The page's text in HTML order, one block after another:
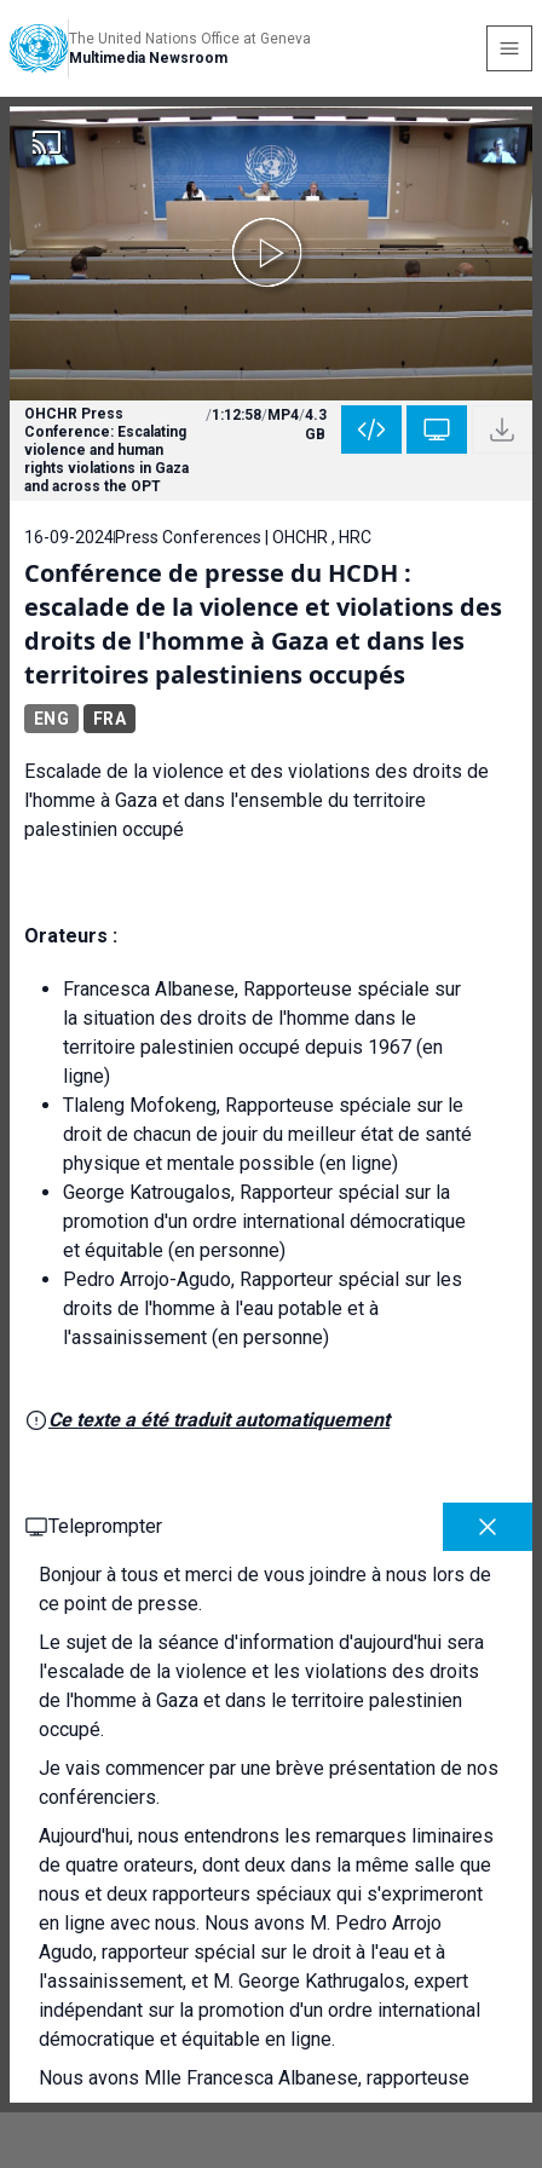
The United Nations Office at Geneva
Multimedia Newsroom
OHCHR Press
Conference: Escalating
violence and human
rights violations in Gaza
and across the OPT
/1:12:58/MP4/4.3
GB
16-09-2024Press Conferences | OHCHR , HRC
Conférence de presse du HCDH :
escalade de la violence et violations des
droits de l'homme à Gaza et dans les
territoires palestiniens occupés
ENG FRA
Escalade de la violence et des violations des droits de
l'homme à Gaza et dans l'ensemble du territoire
palestinien occupé
Orateurs :
Francesca Albanese, Rapporteuse spéciale sur
la situation des droits de l'homme dans le
territoire palestinien occupé depuis 1967 (en
ligne)
Tlaleng Mofokeng, Rapporteuse spéciale sur le
droit de chacun de jouir du meilleur état de santé
physique et mentale possible (en ligne)
George Katrougalos, Rapporteur spécial sur la
promotion d'un ordre international démocratique
et équitable (en personne)
Pedro Arrojo-Agudo, Rapporteur spécial sur les
droits de l'homme à l'eau potable et à
l'assainissement (en personne)
Ce texte a été traduit automatiquement
Teleprompter
Bonjour à tous et merci de vous joindre à nous lors de
ce point de presse.
Le sujet de la séance d'information d'aujourd'hui sera
l'escalade de la violence et les violations des droits
de l'homme à Gaza et dans le territoire palestinien
occupé.
Je vais commencer par une brève présentation de nos
conférenciers.
Aujourd'hui, nous entendrons les remarques liminaires
de quatre orateurs, dont deux dans la même salle que
nous et deux rapporteurs spéciaux qui s'exprimeront
en ligne avec nous. Nous avons M. Pedro Arrojo
Agudo, rapporteur spécial sur le droit à l'eau et à
l'assainissement, et M. George Kathrugalos, expert
indépendant sur la promotion d'un ordre international
démocratique et équitable en ligne.
Nous avons Mlle Francesca Albanese, rapporteuse
spéciale sur la situation des droits de l'homme dans